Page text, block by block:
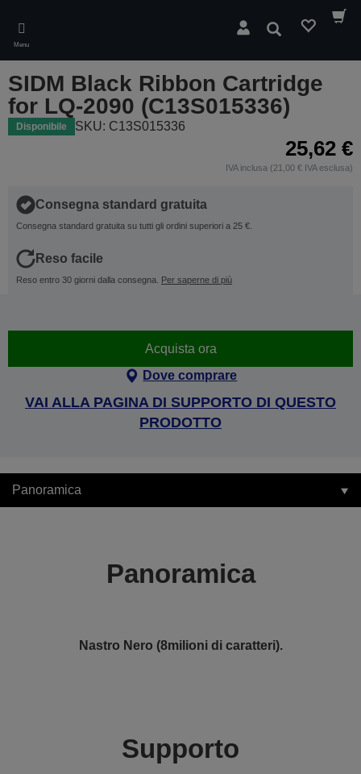
main
content
Menu
Cerca
SIDM Black Ribbon Cartridge
for LQ-2090 (C13S015336)
Disponibile SKU: C13S015336
25,62 €
IVA inclusa (21,00 € IVA esclusa)
Consegna standard gratuita
Consegna standard gratuita su tutti gli ordini superiori a 25 €.
Reso facile
Reso entro 30 giorni dalla consegna. Per saperne di più
Acquista ora
Dove comprare
VAI ALLA PAGINA DI SUPPORTO DI QUESTO
PRODOTTO
Panoramica
Panoramica
Nastro Nero (8milioni di caratteri).
Supporto